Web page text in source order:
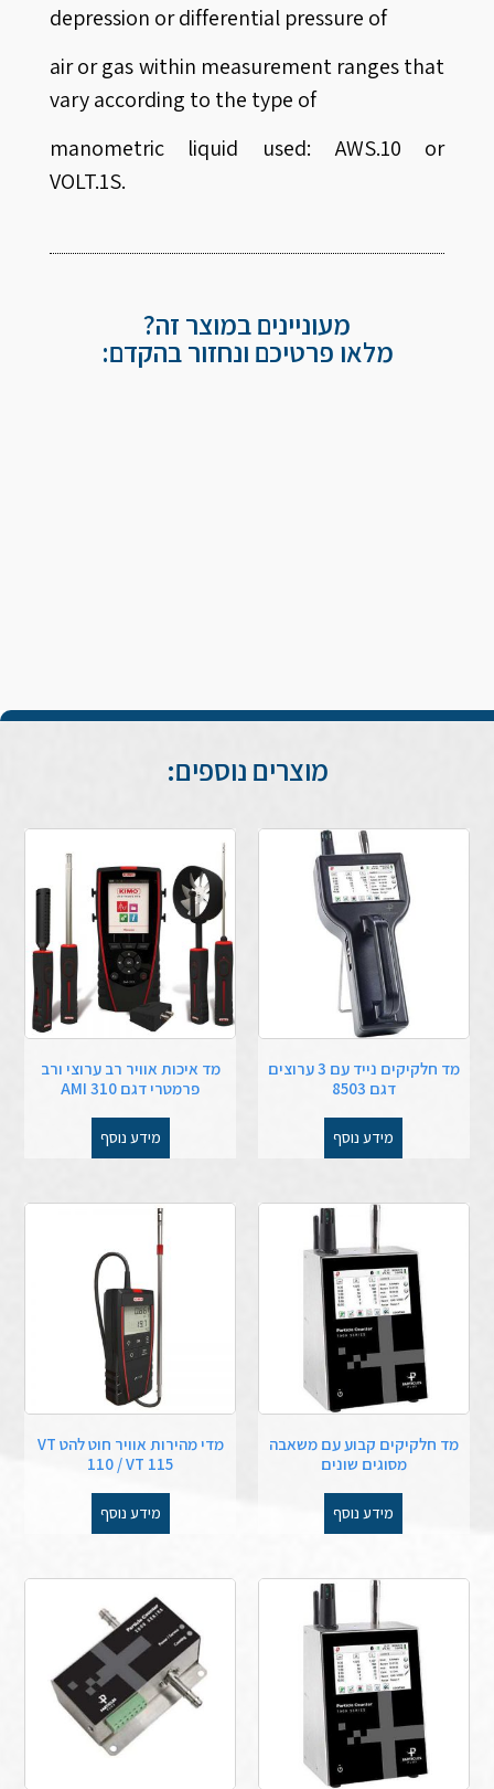
depression or differential pressure of
air or gas within measurement ranges that
vary according to the type of
manometric liquid used: AWS.10 or
VOLT.1S.
מעוניינים במוצר זה?
מלאו פרטיכם ונחזור בהקדם:
מוצרים נוספים:
מד חלקיקים נייד עם 3 ערוצים
דגם 8503
מידע נוסף
מד איכות אוויר רב ערוצי ורב
פרמטרי דגם AMI 310
מידע נוסף
מד חלקיקים קבוע עם משאבה
מסוגים שונים
מידע נוסף
מדי מהירות אוויר חוט להט VT
110 / VT 115
מידע נוסף